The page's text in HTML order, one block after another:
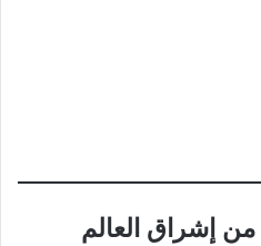
إشراق العالم